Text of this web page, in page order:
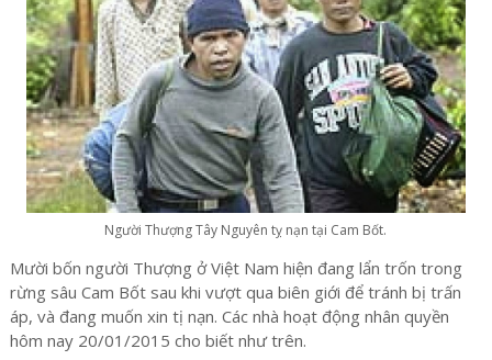
Người Thượng Tây Nguyên tỵ nạn tại Cam Bốt.
Mười bốn người Thượng ở Việt Nam hiện đang lẩn trốn trong
rừng sâu Cam Bốt sau khi vượt qua biên giới để tránh bị trấn
áp, và đang muốn xin tị nạn. Các nhà hoạt động nhân quyền
hôm nay 20/01/2015 cho biết như trên.